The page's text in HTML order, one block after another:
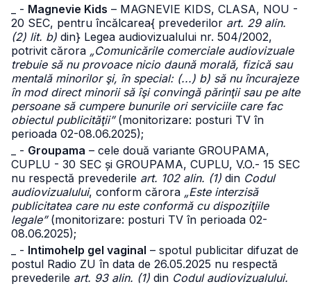
_ - Magnevie Kids – MAGNEVIE KIDS, CLASA, NOU -
20 SEC, pentru încălcarea{ prevederilor art. 29 alin.
(2) lit. b) din} Legea audiovizualului nr. 504/2002,
potrivit cărora „Comunicările comerciale audiovizuale
trebuie să nu provoace nicio daună morală, fizică sau
mentală minorilor şi, în special: (...) b) să nu încurajeze
în mod direct minorii să îşi convingă părinţii sau pe alte
persoane să cumpere bunurile ori serviciile care fac
obiectul publicităţii”(monitorizare: posturi TV în
perioada 02-08.06.2025);
_ - Groupama – cele două variante GROUPAMA,
CUPLU - 30 SEC și GROUPAMA, CUPLU, V.O.- 15 SEC
nu respectă prevederile art. 102 alin. (1) din Codul
audiovizualului, conform cărora „Este interzisă
publicitatea care nu este conformă cu dispoziţiile
legale”(monitorizare: posturi TV în perioada 02-
08.06.2025);
_ - Intimohelp gel vaginal – spotul publicitar difuzat de
postul Radio ZU în data de 26.05.2025 nu respectă
prevederile art. 93 alin. (1) din Codul audiovizualului.